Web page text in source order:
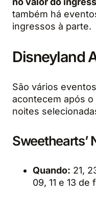
também há
ingressos à parte.
Disneyland
São vários
acontecem após
noites
Sweethearts’
Quando: 21,
09, 11 e 13 de